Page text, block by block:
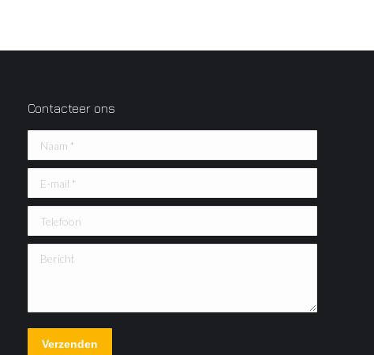
Contacteer ons
Naam *
E-mail *
Telefoon
Bericht
Verzenden